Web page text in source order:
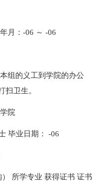
月：-06 ～ -06
组的义工到学院的办公
扫卫生。
院
毕业日期： -06
所学专业 获得证书 证书